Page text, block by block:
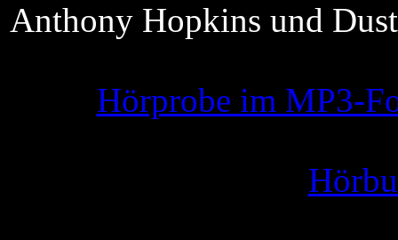
Anthony Hopkins und
Hörprobe im MP3-